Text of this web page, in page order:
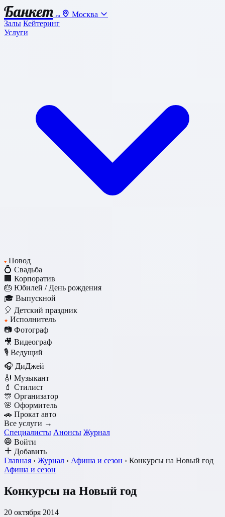
Банкет .ru
Москва
Залы Кейтеринг
Услуги
♥ Повод
💍 Свадьба
🏢 Корпоратив
🎂 Юбилей / День рождения
🎓 Выпускной
🎈 Детский праздник
★ Исполнитель
📷 Фотограф
🎥 Видеограф
🎙️ Ведущий
🎧 ДиДжей
🎻 Музыкант
💄 Стилист
🎊 Организатор
🌸 Оформитель
🚗 Прокат авто
Все услуги →
Специалисты Анонсы Журнал
Войти
Добавить
Главная › Журнал › Афиша и сезон › Конкурсы на Новый год
Афиша и сезон
Конкурсы на Новый год
20 октября 2014